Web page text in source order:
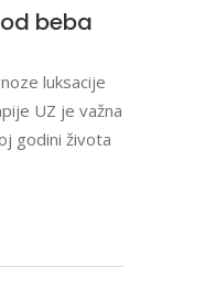
beba
luksacije
UZ je važna
godini života